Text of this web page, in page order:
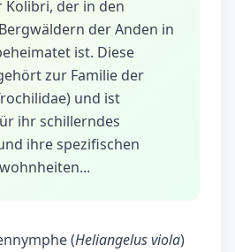
Kolibri, der in den
der Anden in
ist. Diese
zur Familie der
und ist
ihr schillerndes
ihre spezifischen
(Heliangelus viola)